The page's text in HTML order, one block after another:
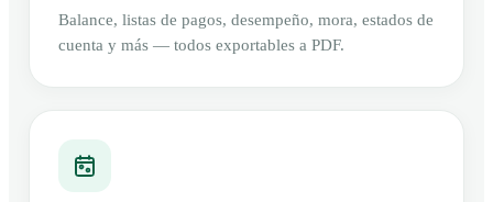
Balance, listas de pagos, desempeño, mora, estados de
cuenta y más — todos exportables a PDF.